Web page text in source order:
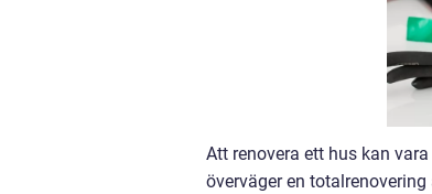
Att renovera ett hus kan
överväger en